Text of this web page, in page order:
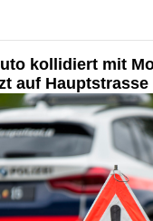
kollidiert mit
auf Hauptstrasse